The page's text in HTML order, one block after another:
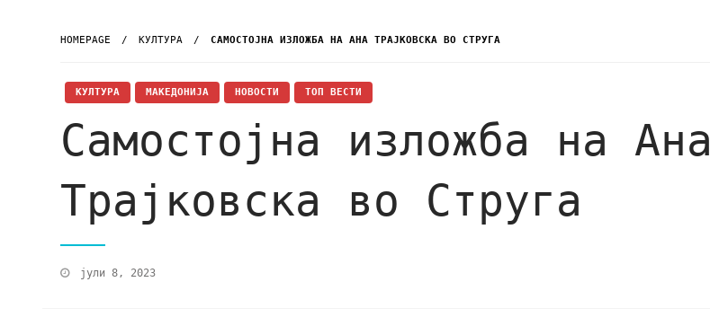
HOMEPAGE КУЛТУРА САМОСТОЈНА ИЗЛОЖБА НА АНА ТРАЈКОВСКА ВО СТРУГА
КУЛТУРА МАКЕДОНИЈА НОВОСТИ ТОП ВЕСТИ
Самостојна изложба на Ана
Трајковска во Струга
јули 8, 2023